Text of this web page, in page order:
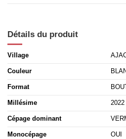
Détails du produit
Village
Couleur
Format
Millésime 2022
Cépage dominant
Monocépage OUI